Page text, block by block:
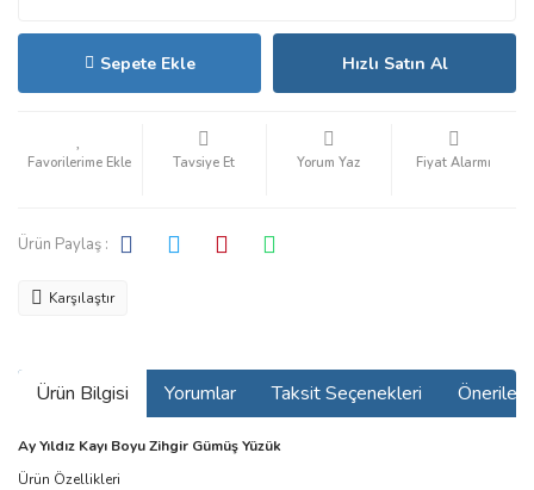
Sepete Ekle Hızlı Satın Al
Tavsiye Et Yorum Yaz Fiyat Alarmı
Ürün Paylaş :
Karşılaştır
Ürün Bilgisi Yorumlar Taksit Seçenekleri
Ay Yıldız Kayı Boyu Zihgir Gümüş Yüzük
Ürün Özellikleri